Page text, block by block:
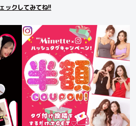
ックしてみてね!!